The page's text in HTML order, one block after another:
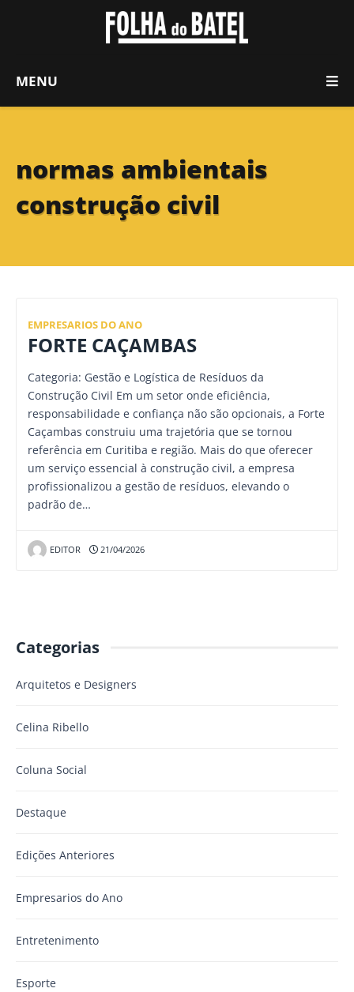
MENU
normas ambientais
construção civil
EMPRESARIOS DO ANO
FORTE CAÇAMBAS
Categoria: Gestão e Logística de Resíduos da
Construção Civil Em um setor onde eficiência,
responsabilidade e confiança não são opcionais, a Forte
Caçambas construiu uma trajetória que se tornou
referência em Curitiba e região. Mais do que oferecer
um serviço essencial à construção civil, a empresa
profissionalizou a gestão de resíduos, elevando o
padrão de…
EDITOR 21/04/2026
Categorias
Arquitetos e Designers
Celina Ribello
Coluna Social
Destaque
Edições Anteriores
Empresarios do Ano
Entretenimento
Esporte